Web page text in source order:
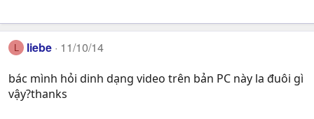
L liebe 11/10/14
bác mình hỏi dinh dạng video trên bản PC này la đuôi gì
vậy?thanks